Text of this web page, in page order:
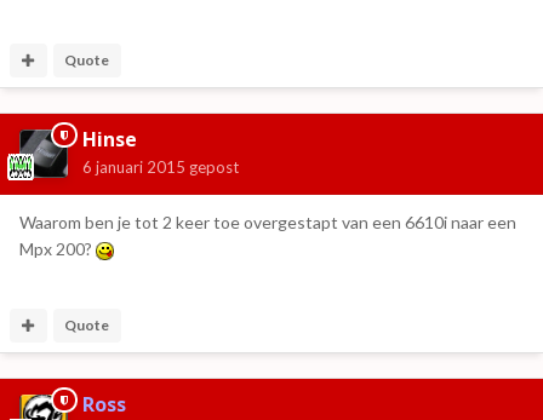
Quote
Hinse
6 januari 2015 gepost
Waarom ben je tot 2 keer toe overgestapt van een 6610i naar een
Mpx 200?
Quote
Ross